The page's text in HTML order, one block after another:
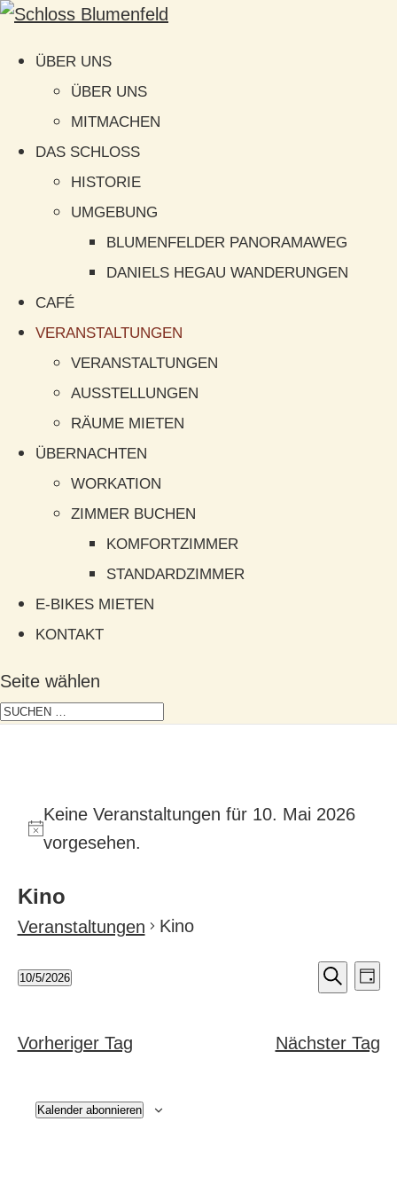
ÜBER UNS
ÜBER UNS
MITMACHEN
DAS SCHLOSS
HISTORIE
UMGEBUNG
BLUMENFELDER PANORAMAWEG
DANIELS HEGAU WANDERUNGEN
CAFÉ
VERANSTALTUNGEN
VERANSTALTUNGEN
AUSSTELLUNGEN
RÄUME MIETEN
ÜBERNACHTEN
WORKATION
ZIMMER BUCHEN
KOMFORTZIMMER
STANDARDZIMMER
E-BIKES MIETEN
KONTAKT
Seite wählen
Keine Veranstaltungen für 10. Mai 2026
vorgesehen.
Kino
Veranstaltungen Kino
und
Suche
Tag
10/5/2026
Vorheriger Tag Nächster Tag
Kalender abonnieren